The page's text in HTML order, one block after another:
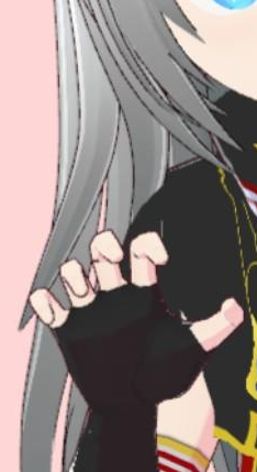
商品描述
查看评价
商品参数
j9九游会老哥俱乐部交流的售后服务
包装清单
商品名称：小灰等身抱枕
群星小灰等身手办，先到先得
服务承诺：
七日无理由退款
100%
好评度
好评
(100%)
中评
(0%)
差评
(0%)
您可对已购商品进行评价